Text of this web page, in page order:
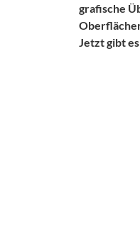
grafische
Jetzt gibt